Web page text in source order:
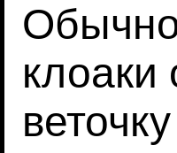
Обычно
клоаки